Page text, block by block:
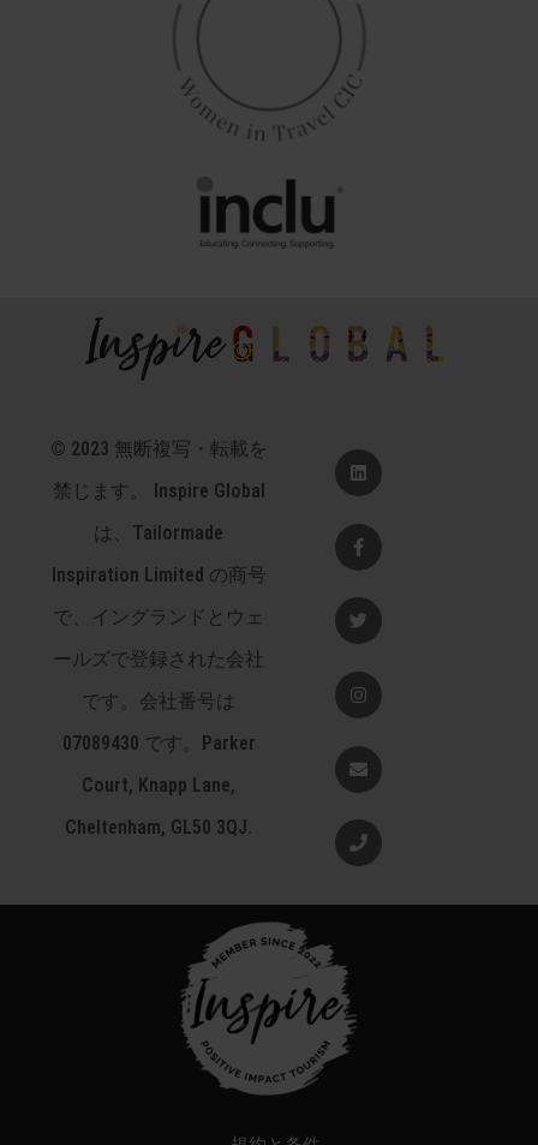
© 2023 無断複写・転載を
禁じます。 Inspire Global
は、Tailormade
Inspiration Limited の商号
で、イングランドとウェ
ールズで登録された会社
です。会社番号は
07089430 です。Parker
Court, Knapp Lane,
Cheltenham, GL50 3QJ.
リ
ン
ク
ン
a
c
b
o
-
f
ツ
イ
ッ
ー
イ
ン
ス
グ
ラ
ム
封
筒
電
話